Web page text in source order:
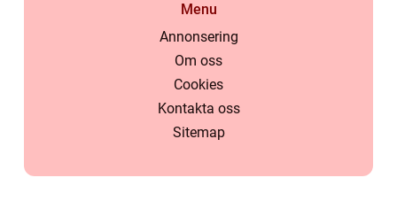
Menu
Annonsering
Om oss
Cookies
Kontakta oss
Sitemap